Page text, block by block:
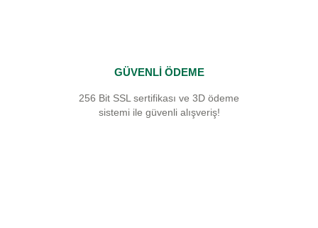
GÜVENLİ ÖDEME
256 Bit SSL sertifikası ve 3D ödeme
sistemi ile güvenli alışveriş!